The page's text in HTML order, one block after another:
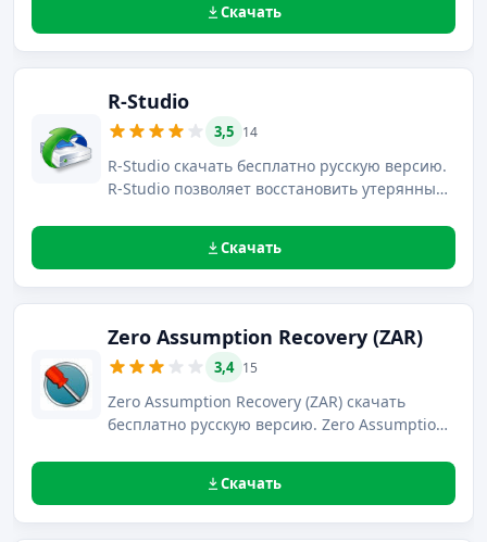
позволяющая избежать любых потерь
Скачать
R-Studio
3,5 14
R-Studio скачать бесплатно русскую версию.
R-Studio позволяет восстановить утерянные
диска или нарушении целостности его
Скачать
Zero Assumption Recovery (ZAR)
3,4 15
Zero Assumption Recovery (ZAR) скачать
бесплатно русскую версию. Zero Assumption
HDD, флешек или карт памяти.
Скачать